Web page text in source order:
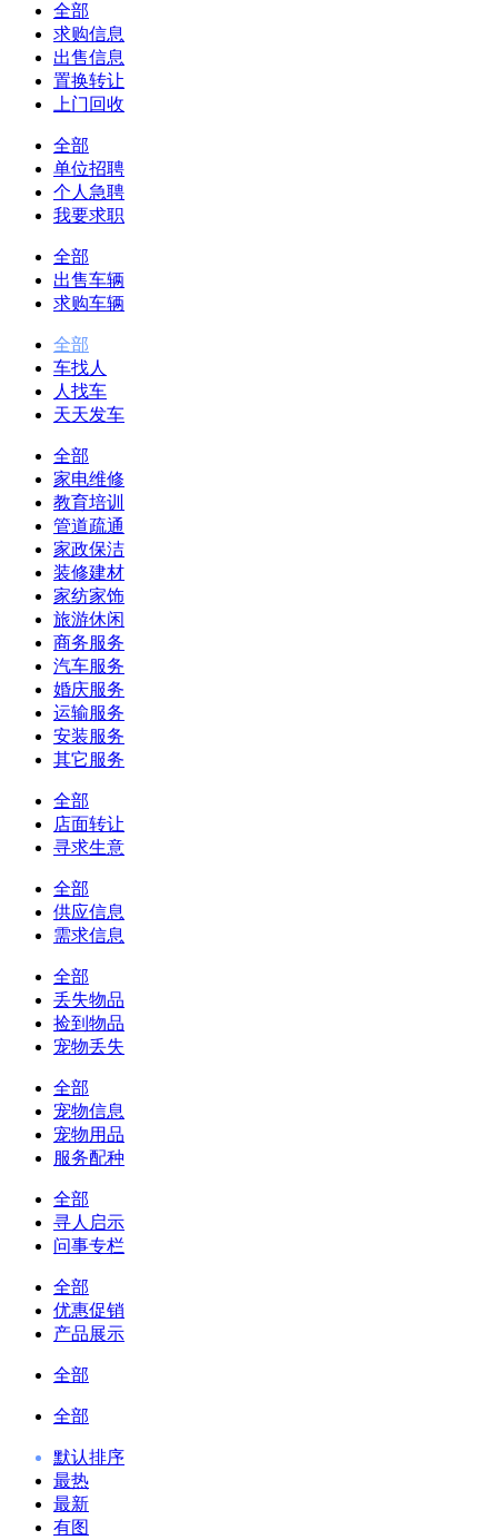
全部
求购信息
出售信息
置换转让
上门回收
全部
单位招聘
个人急聘
我要求职
全部
出售车辆
求购车辆
全部
车找人
人找车
天天发车
全部
家电维修
教育培训
管道疏通
家政保洁
装修建材
家纺家饰
旅游休闲
商务服务
汽车服务
婚庆服务
运输服务
安装服务
其它服务
全部
店面转让
寻求生意
全部
供应信息
需求信息
全部
丢失物品
捡到物品
宠物丢失
全部
宠物信息
宠物用品
服务配种
全部
寻人启示
问事专栏
全部
优惠促销
产品展示
全部
全部
默认排序
最热
最新
有图